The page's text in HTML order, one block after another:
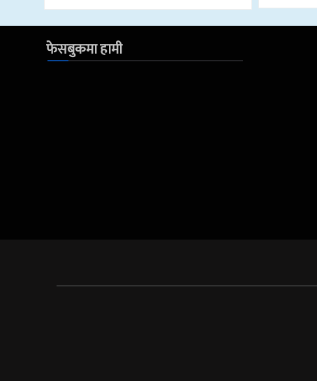
फेसबुकमा हामी